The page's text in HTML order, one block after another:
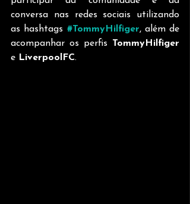
conversa nas redes sociais utilizando
as hashtags #TommyHilfiger, além de
acompanhar os perfis TommyHilfiger
e LiverpoolFC.